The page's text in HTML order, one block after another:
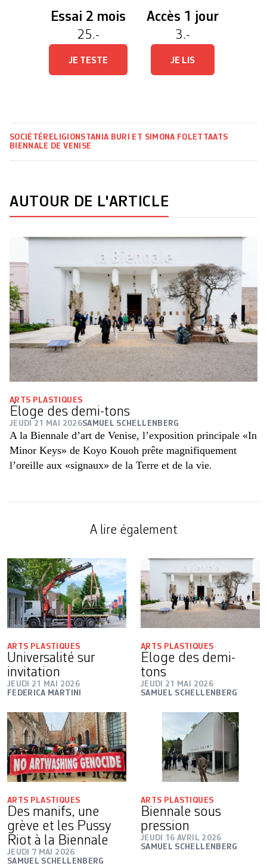
Essai 2 mois
25.-
JE TESTE
Accès 1 jour
3.-
JE LIS
SOCIÉTÉ RELIGIONSTANIA BURI ET SIMONA FOLETTAATS
BIENNALE DE VENISE
AUTOUR DE L'ARTICLE
ARTS PLASTIQUES
Éloge des ­demi-tons
JEUDI 21 MAI 2026SAMUEL SCHELLENBERG
A la Biennale d’art de Venise, l’exposition principale «In
Minor Keys» de Koyo Kouoh prête magnifiquement
l’oreille aux «signaux» de la Terre et de la vie.
A lire également
ARTS PLASTIQUES
Universalité sur
invitation
JEUDI 21 MAI 2026
FEDERICA MARTINI
ARTS PLASTIQUES
Éloge des ­demi-
tons
JEUDI 21 MAI 2026
SAMUEL SCHELLENBERG
ARTS PLASTIQUES
Des manifs, une
grève et les Pussy
Riot à la Biennale
JEUDI 7 MAI 2026
SAMUEL SCHELLENBERG
ARTS PLASTIQUES
Biennale sous
pression
JEUDI 16 AVRIL 2026
SAMUEL SCHELLENBERG